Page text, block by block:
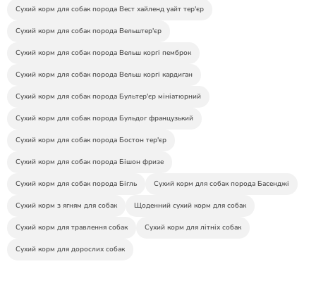
Сухий корм для собак порода Вест хайленд уайт тер'єр
Сухий корм для собак порода Вельштер'єр
Сухий корм для собак порода Вельш коргі пемброк
Сухий корм для собак порода Вельш коргі кардиган
Сухий корм для собак порода Бультер'єр мініатюрний
Сухий корм для собак порода Бульдог французький
Сухий корм для собак порода Бостон тер'єр
Сухий корм для собак порода Бішон фризе
Сухий корм для собак порода Бігль Сухий корм для собак порода Басенджі
Сухий корм з ягням для собак Щоденний сухий корм для собак
Сухий корм для травлення собак Сухий корм для літніх собак
Сухий корм для дорослих собак